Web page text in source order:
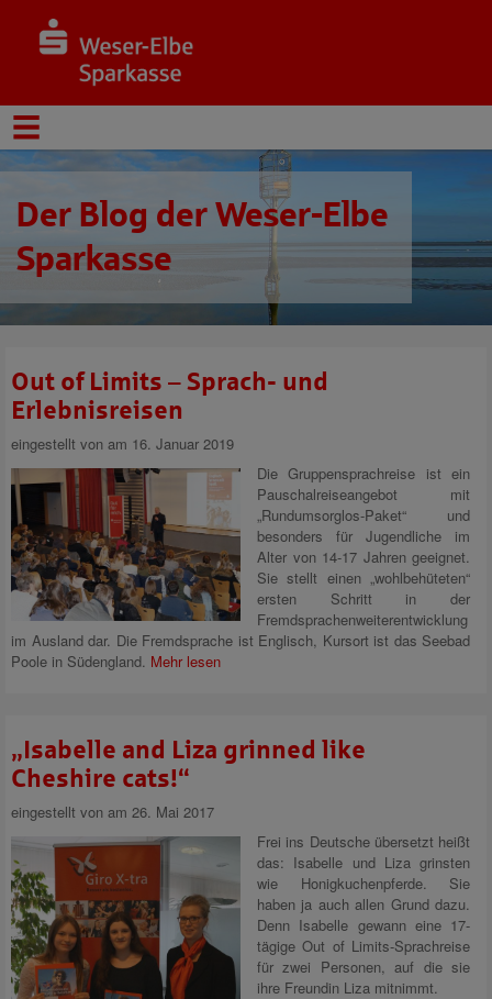
Der Blog der Weser-Elbe
Sparkasse
Out of Limits – Sprach- und
Erlebnisreisen
eingestellt von am 16. Januar 2019
Die Gruppensprachreise ist ein
Pauschalreiseangebot mit
„Rundumsorglos-Paket“ und
besonders für Jugendliche im
Alter von 14-17 Jahren geeignet.
Sie stellt einen „wohlbehüteten“
ersten Schritt in der
Fremdsprachenweiterentwicklung
im Ausland dar. Die Fremdsprache ist Englisch, Kursort ist das Seebad
Poole in Südengland. Mehr lesen
„Isabelle and Liza grinned like
Cheshire cats!“
eingestellt von am 26. Mai 2017
Frei ins Deutsche übersetzt heißt
das: Isabelle und Liza grinsten
wie Honigkuchenpferde. Sie
haben ja auch allen Grund dazu.
Denn Isabelle gewann eine 17-
tägige Out of Limits-Sprachreise
für zwei Personen, auf die sie
ihre Freundin Liza mitnimmt.